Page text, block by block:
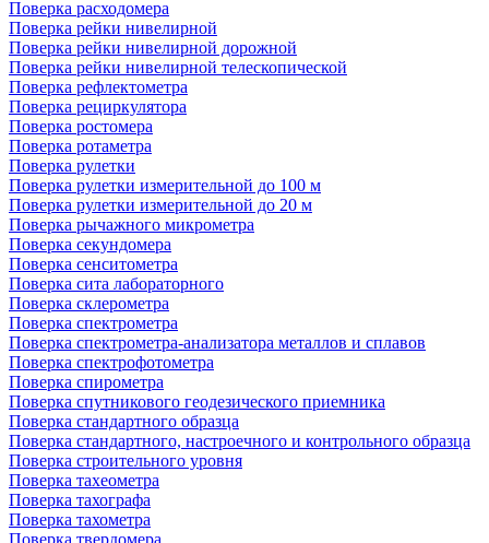
Поверка расходомера
Поверка рейки нивелирной
Поверка рейки нивелирной дорожной
Поверка рейки нивелирной телескопической
Поверка рефлектометра
Поверка рециркулятора
Поверка ростомера
Поверка ротаметра
Поверка рулетки
Поверка рулетки измерительной до 100 м
Поверка рулетки измерительной до 20 м
Поверка рычажного микрометра
Поверка секундомера
Поверка сенситометра
Поверка сита лабораторного
Поверка склерометра
Поверка спектрометра
Поверка спектрометра-анализатора металлов и сплавов
Поверка спектрофотометра
Поверка спирометра
Поверка спутникового геодезического приемника
Поверка стандартного образца
Поверка стандартного, настроечного и контрольного образца
Поверка строительного уровня
Поверка тахеометра
Поверка тахографа
Поверка тахометра
Поверка твердомера